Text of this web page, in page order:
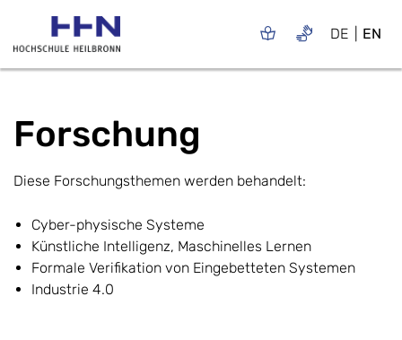
DE EN
Forschung
Diese Forschungsthemen werden behandelt:
Cyber-physische Systeme
Künstliche Intelligenz, Maschinelles Lernen
Formale Verifikation von Eingebetteten Systemen
Industrie 4.0